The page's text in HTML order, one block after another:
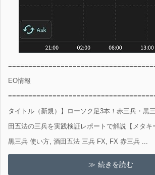
EO情報
タイトル（新規）】ローソク足3本！赤三兵・黒
田五法の三兵を実践検証レポートで解説【メタ
黒三兵 使い方, 酒田五法 三兵 FX, FX 赤三兵 ...
続きを読む